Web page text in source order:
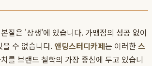
질은 '상생'에 있습니다. 가맹점의 성공 없이
수 없습니다. 앤딩스터디카페는 이러한스
를 브랜드 철학의 가장 중심에 두고 있습니